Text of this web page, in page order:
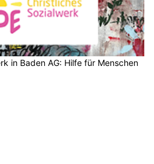
in Baden AG: Hilfe für Menschen